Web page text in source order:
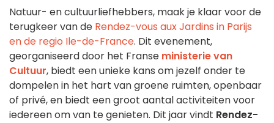
Natuur- en cultuurliefhebbers, maak je klaar voor de
terugkeer van de Rendez-vous aux Jardins in Parijs
en de regio Ile-de-France. Dit evenement,
georganiseerd door het Franse ministerie van
Cultuur, biedt een unieke kans om jezelf onder te
dompelen in het hart van groene ruimten, openbaar
of privé, en biedt een groot aantal activiteiten voor
iedereen om van te genieten. Dit jaar vindt Rendez-